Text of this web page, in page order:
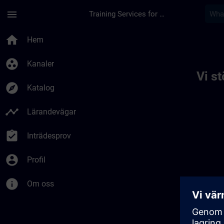
menu Training Services for Digital Industries
home Hem
group_work Kanaler
explore Katalog
timeline Lärandevägar
assignment_turned_in Inträdesprov
account_circle Profil
info Om oss
Vi